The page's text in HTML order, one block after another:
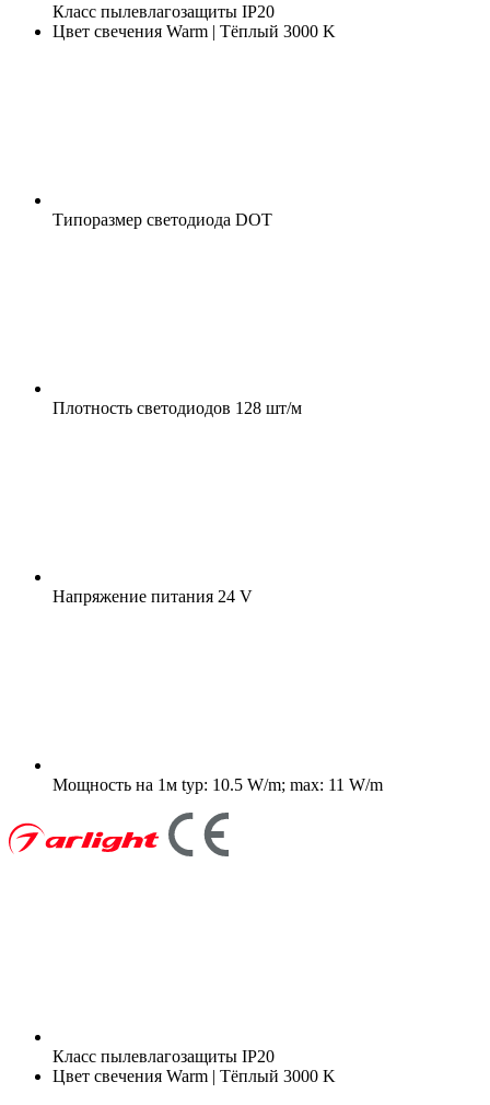
Класс пылевлагозащиты IP20
Цвет свечения Warm | Тёплый 3000 K
Типоразмер светодиода DOT
Плотность светодиодов 128 шт/м
Напряжение питания 24 V
Мощность на 1м typ: 10.5 W/m; max: 11 W/m
Класс пылевлагозащиты IP20
Цвет свечения Warm | Тёплый 3000 K